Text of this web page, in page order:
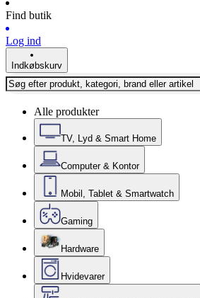
Find butik
Log ind
Indkøbskurv
Alle produkter
TV, Lyd & Smart Home
Computer & Kontor
Mobil, Tablet & Smartwatch
Gaming
Hardware
Hvidevarer